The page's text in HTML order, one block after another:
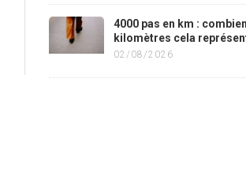
4000 pas en km :
kilomètres cela
02/08/2026